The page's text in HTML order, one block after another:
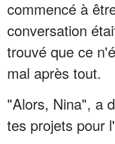
commencé à
conversation
trouvé que ce
mal après tout.
"Alors, Nina", a
tes projets pour